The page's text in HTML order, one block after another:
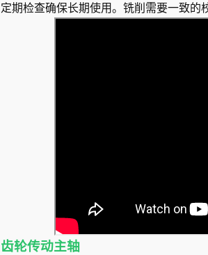
定期检查确保长期使用。铣削需要一致的
齿轮传动主轴